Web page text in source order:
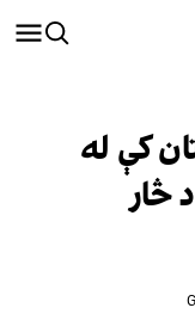
کې له
څار